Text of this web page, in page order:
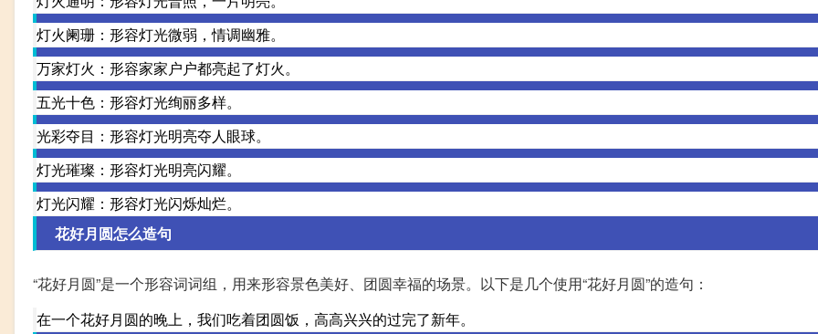
灯火阑珊：形容灯光微弱，情调幽雅。
万家灯火：形容家家户户都亮起了灯火。
五光十色：形容灯光绚丽多样。
光彩夺目：形容灯光明亮夺人眼球。
灯光璀璨：形容灯光明亮闪耀。
灯光闪耀：形容灯光闪烁灿烂。
花好月圆怎么造句
“花好月圆”是一个形容词词组，用来形容景色美好、团圆幸福的场景。以下是几个使用“花好月圆”的造句：
在一个花好月圆的晚上，我们吃着团圆饭，高高兴兴的过完了新年。